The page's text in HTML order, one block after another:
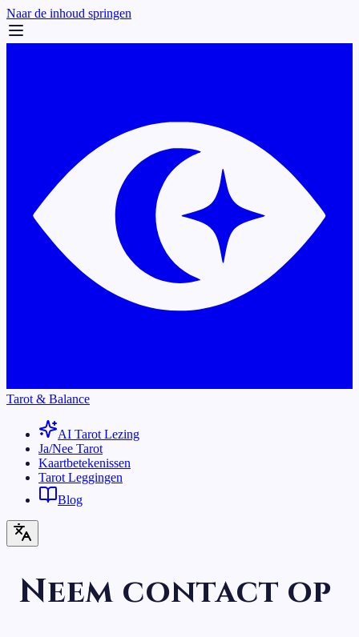
Naar de inhoud springen
Tarot & Balance
AI Tarot Lezing
Ja/Nee Tarot
Kaartbetekenissen
Tarot Leggingen
Blog
Neem contact op